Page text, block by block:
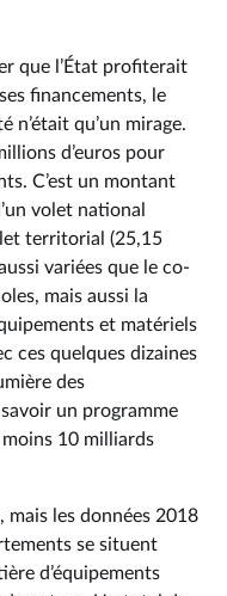
que l’État profiterait
financements, le
n’était qu’un mirage.
d’euros pour
C’est un montant
volet national
territorial (25,15
variées que le co-
mais aussi la
et matériels
ces quelques dizaines
des
un programme
moins 10 milliards
mais les données 2018
se situent
d’équipements